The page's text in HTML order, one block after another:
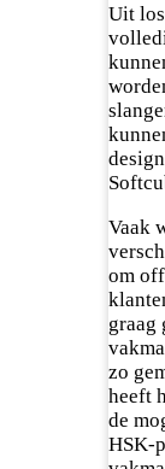
Uit
Vaak
om
graag
zo
heeft
de
HSK-